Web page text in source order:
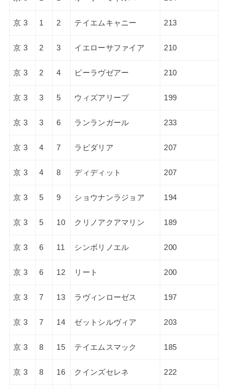
京 3 1 2 テイエムキャニー 213
京 3 2 3 イエローサファイア 210
京 3 2 4 ビーラヴゼアー 210
京 3 3 5 ウィズアリープ 199
京 3 3 6 ランランガール 233
京 3 4 7 ラピダリア 207
京 3 4 8 ディディット 207
京 3 5 9 ショウナンラジョア 194
京 3 5 10 クリノアクアマリン 189
京 3 6 11 シンボリノエル 200
京 3 6 12 リート 200
京 3 7 13 ラヴィンローゼス 197
京 3 7 14 ゼットシルヴィア 203
京 3 8 15 テイエムスマック 185
京 3 8 16 クインズセレネ 222